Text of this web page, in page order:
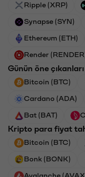
Ripple (XRP)
Synapse (SYN)
Ethereum (ETH)
Render
Günün öne çıkanları
Bitcoin (BTC)
Cardano (ADA)
Bat (BAT)
Kripto para fiyat
Bitcoin (BTC)
Bonk (BONK)
Avalanche